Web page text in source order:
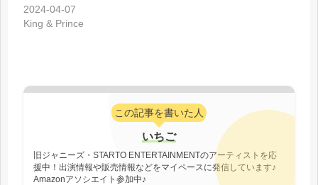
2024-04-07
King & Prince
この記事を書いた人
いちご
旧ジャニーズ・STARTO ENTERTAINMENTのアーティストを応
援中！出演情報や販売情報などをマイペースに発信しています♪
Amazonアソシエイト参加中♪